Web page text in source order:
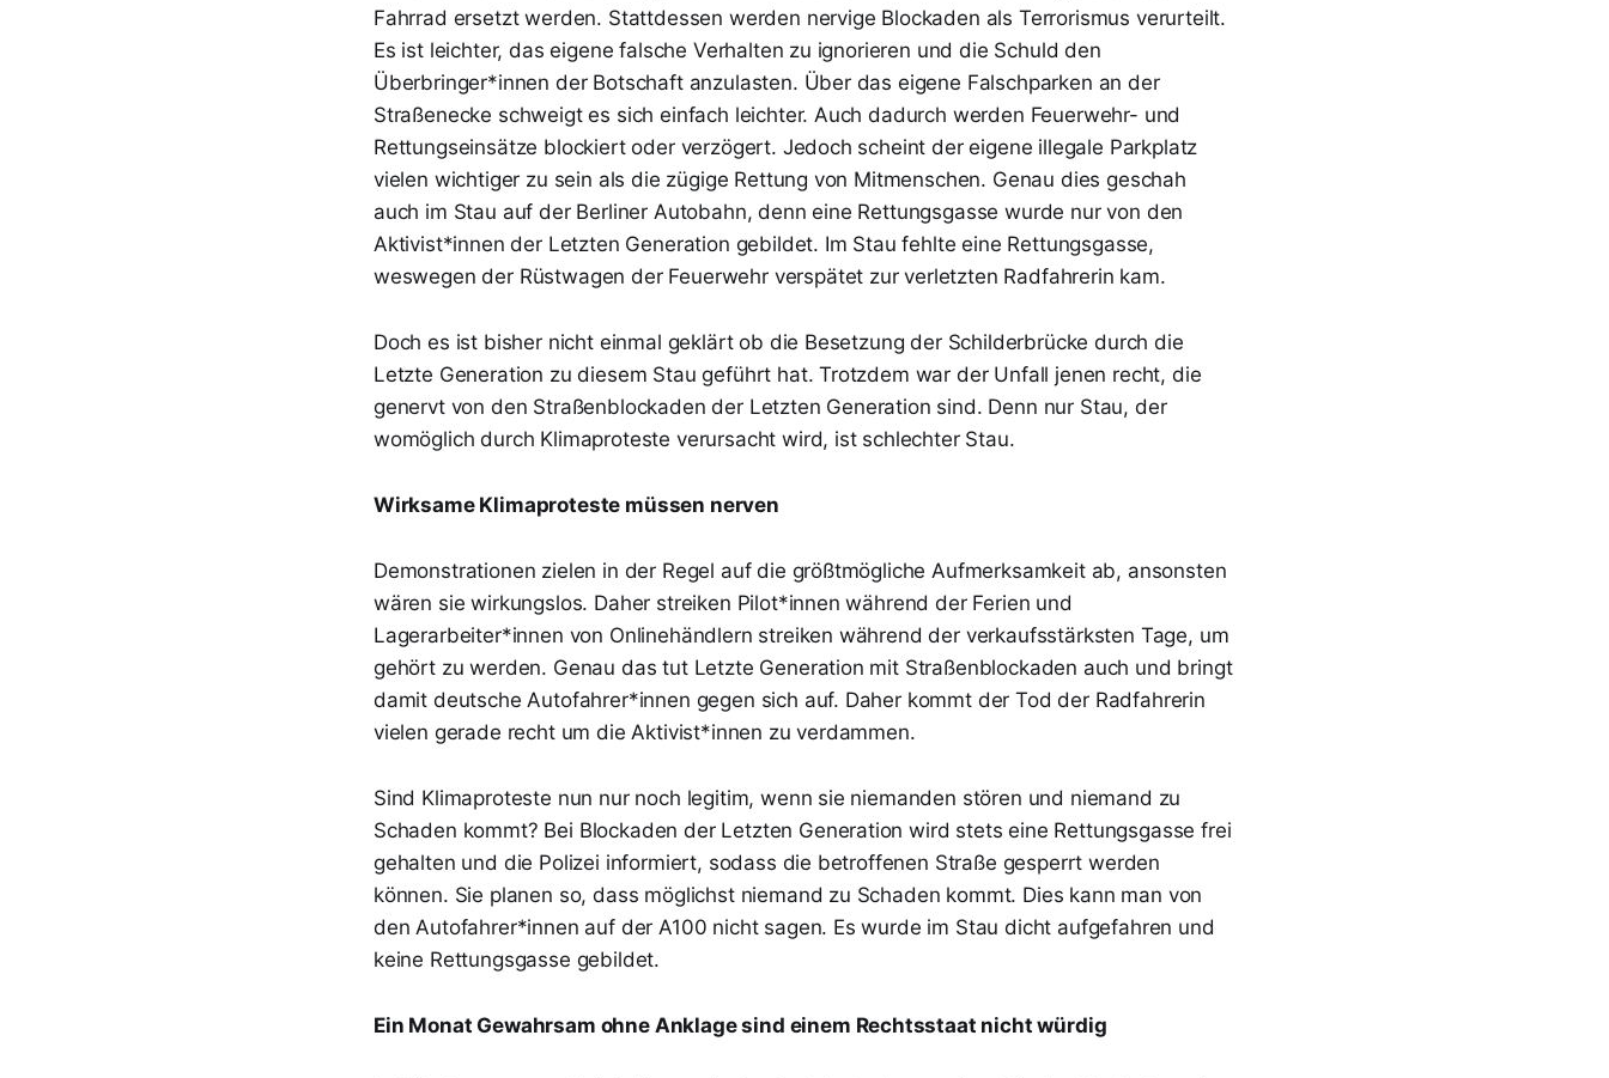
Fahrrad ersetzt werden. Stattdessen werden nervige Blockaden als Terrorismus verurteilt.
Es ist leichter, das eigene falsche Verhalten zu ignorieren und die Schuld den
Überbringer*innen der Botschaft anzulasten. Über das eigene Falschparken an der
Straßenecke schweigt es sich einfach leichter. Auch dadurch werden Feuerwehr- und
Rettungseinsätze blockiert oder verzögert. Jedoch scheint der eigene illegale Parkplatz
vielen wichtiger zu sein als die zügige Rettung von Mitmenschen. Genau dies geschah
auch im Stau auf der Berliner Autobahn, denn eine Rettungsgasse wurde nur von den
Aktivist*innen der Letzten Generation gebildet. Im Stau fehlte eine Rettungsgasse,
weswegen der Rüstwagen der Feuerwehr verspätet zur verletzten Radfahrerin kam.
Doch es ist bisher nicht einmal geklärt ob die Besetzung der Schilderbrücke durch die
Letzte Generation zu diesem Stau geführt hat. Trotzdem war der Unfall jenen recht, die
genervt von den Straßenblockaden der Letzten Generation sind. Denn nur Stau, der
womöglich durch Klimaproteste verursacht wird, ist schlechter Stau.
Wirksame Klimaproteste müssen nerven
Demonstrationen zielen in der Regel auf die größtmögliche Aufmerksamkeit ab, ansonsten
wären sie wirkungslos. Daher streiken Pilot*innen während der Ferien und
Lagerarbeiter*innen von Onlinehändlern streiken während der verkaufsstärksten Tage, um
gehört zu werden. Genau das tut Letzte Generation mit Straßenblockaden auch und bringt
damit deutsche Autofahrer*innen gegen sich auf. Daher kommt der Tod der Radfahrerin
vielen gerade recht um die Aktivist*innen zu verdammen.
Sind Klimaproteste nun nur noch legitim, wenn sie niemanden stören und niemand zu
Schaden kommt? Bei Blockaden der Letzten Generation wird stets eine Rettungsgasse frei
gehalten und die Polizei informiert, sodass die betroffenen Straße gesperrt werden
können. Sie planen so, dass möglichst niemand zu Schaden kommt. Dies kann man von
den Autofahrer*innen auf der A100 nicht sagen. Es wurde im Stau dicht aufgefahren und
keine Rettungsgasse gebildet.
Ein Monat Gewahrsam ohne Anklage sind einem Rechtsstaat nicht würdig